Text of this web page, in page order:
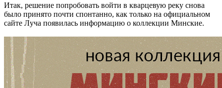
Итак, решение попробовать войти в кварцевую реку снова
было принято почти спонтанно, как только на официальном
сайте Луча появилась информацию о коллекции Минские.